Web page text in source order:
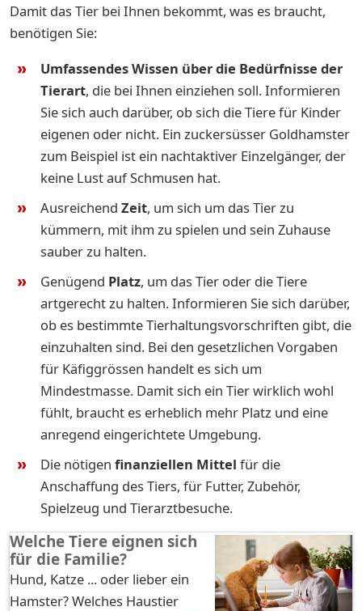
Damit das Tier bei Ihnen bekommt, was es braucht,
benötigen Sie:
Umfassendes Wissen über die Bedürfnisse der
Tierart, die bei Ihnen einziehen soll. Informieren
Sie sich auch darüber, ob sich die Tiere für Kinder
eigenen oder nicht. Ein zuckersüsser Goldhamster
zum Beispiel ist ein nachtaktiver Einzelgänger, der
keine Lust auf Schmusen hat.
Ausreichend Zeit, um sich um das Tier zu
kümmern, mit ihm zu spielen und sein Zuhause
sauber zu halten.
Genügend Platz, um das Tier oder die Tiere
artgerecht zu halten. Informieren Sie sich darüber,
ob es bestimmte Tierhaltungsvorschriften gibt, die
einzuhalten sind. Bei den gesetzlichen Vorgaben
für Käfiggrössen handelt es sich um
Mindestmasse. Damit sich ein Tier wirklich wohl
fühlt, braucht es erheblich mehr Platz und eine
anregend eingerichtete Umgebung.
Die nötigen finanziellen Mittel für die
Anschaffung des Tiers, für Futter, Zubehör,
Spielzeug und Tierarztbesuche.
Welche Tiere eignen sich
für die Familie?
Hund, Katze ... oder lieber ein
Hamster? Welches Haustier